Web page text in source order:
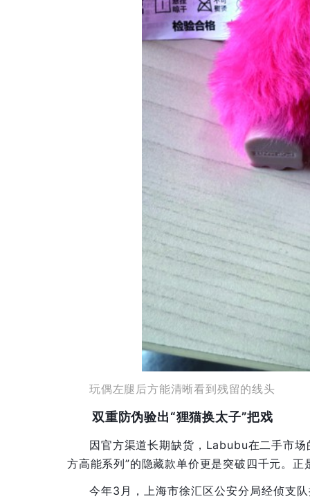
玩偶左腿后方能清晰看到残留的线头
双重防伪验出“狸猫换太子”把戏
因官方渠道长期缺货，Labubu在二手市
方高能系列”的隐藏款单价更是突破四千元。
今年3月，上海市徐汇区公安分局经侦支